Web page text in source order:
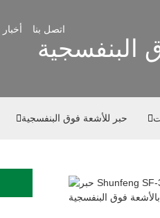
أخبار اتصل بنا
البنفسجية
حبر للأشعة فوق البنفسجية